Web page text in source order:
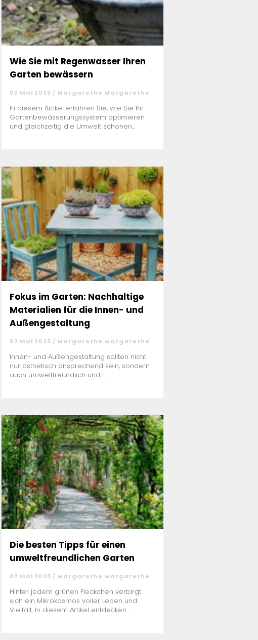
Wie Sie mit Regenwasser Ihren
Garten bewässern
02 Mai 2025 / Margarethe Margarethe
In diesem Artikel erfahren Sie, wie Sie Ihr
Gartenbewässerungssystem optimieren
und gleichzeitig die Umwelt schonen...
Fokus im Garten: Nachhaltige
Materialien für die Innen- und
Außengestaltung
02 Mai 2025 / Margarethe Margarethe
Innen- und Außengestaltung sollten nicht
nur ästhetisch ansprechend sein, sondern
auch umweltfreundlich und l...
Die besten Tipps für einen
umweltfreundlichen Garten
02 Mai 2025 / Margarethe Margarethe
Hinter jedem grünen Fleckchen verbirgt
sich ein Mikrokosmos voller Leben und
Vielfalt. In diesem Artikel entdecken ...